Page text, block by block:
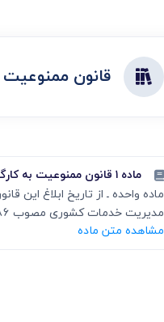
قانون ممنوعیت
ماده ۱ قانون ممنوعیت به کارگیری بازنشستگان
مدیریت خدمات کشوری مصوب 8/7/1386 و کلیه دستگاههایی که به نحوی از انحاء از بودجه عمومی کل کشور استفاده می کنند ممنوع...
مشاهده متن ماده